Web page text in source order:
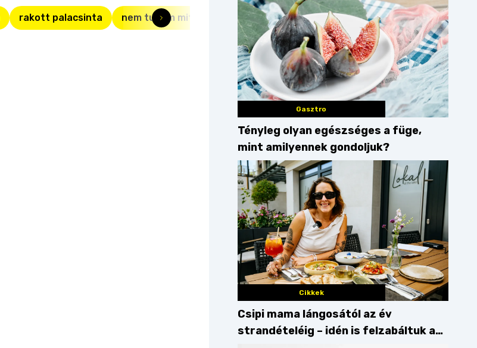
rakott palacsinta nem tudom mit főzzek mit főzzek mit főzzek ma?
Gasztro
Tényleg olyan egészséges a füge,
mint amilyennek gondoljuk?
Cikkek
Csipi mama lángosától az év
strandételéig – idén is felzabáltuk a